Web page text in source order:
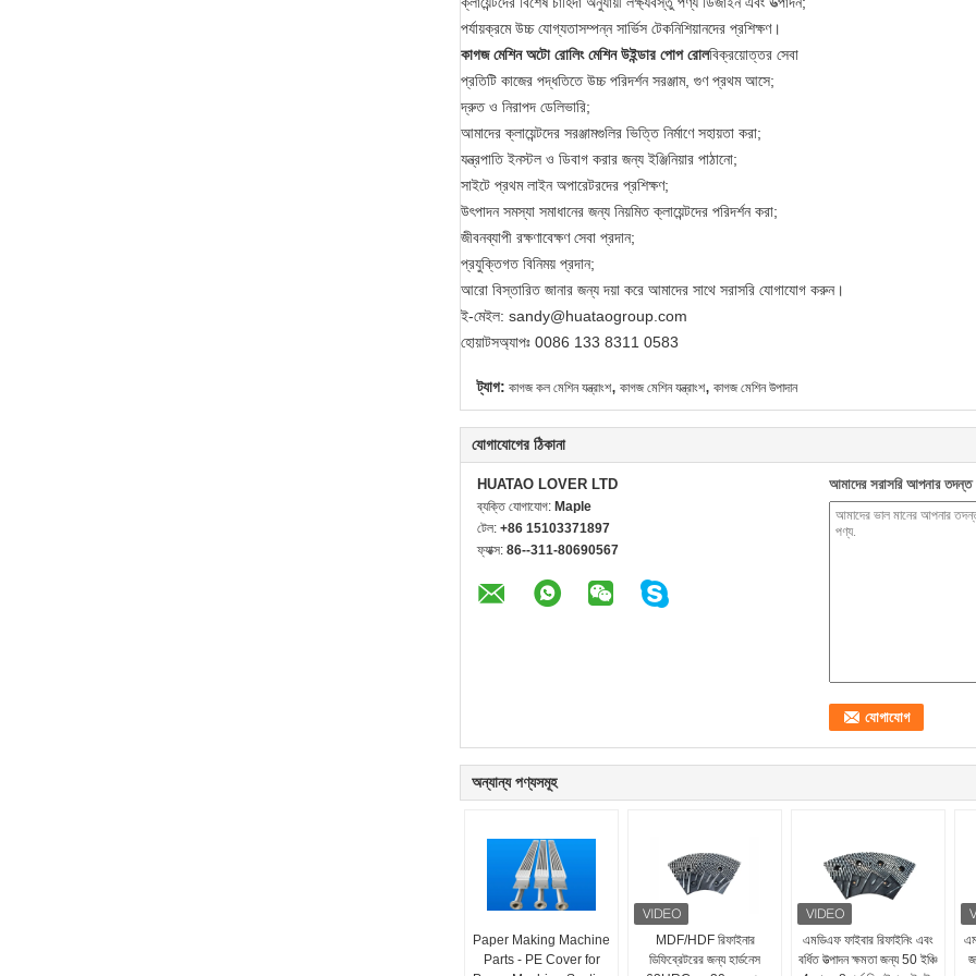
পর্যায়ক্রমে উচ্চ যোগ্যতাসম্পন্ন সার্ভিস টেকনিশিয়ানদের প্রশিক্ষণ।
কাগজ মেশিন অটো রোলিং মেশিন উইন্ডার পোপ রোলবিক্রয়োত্তর সেবা
প্রতিটি কাজের পদ্ধতিতে উচ্চ পরিদর্শন সরঞ্জাম, গুণ প্রথম আসে;
দ্রুত ও নিরাপদ ডেলিভারি;
আমাদের ক্লায়েন্টদের সরঞ্জামগুলির ভিত্তি নির্মাণে সহায়তা করা;
যন্ত্রপাতি ইনস্টল ও ডিবাগ করার জন্য ইঞ্জিনিয়ার পাঠানো;
সাইটে প্রথম লাইন অপারেটরদের প্রশিক্ষণ;
উৎপাদন সমস্যা সমাধানের জন্য নিয়মিত ক্লায়েন্টদের পরিদর্শন করা;
জীবনব্যাপী রক্ষণাবেক্ষণ সেবা প্রদান;
প্রযুক্তিগত বিনিময় প্রদান;
আরো বিস্তারিত জানার জন্য দয়া করে আমাদের সাথে সরাসরি যোগাযোগ করুন।
ই-মেইল: sandy@huataogroup.com
হোয়াটসঅ্যাপঃ 0086 133 8311 0583
ট্যাগ: কাগজ কল মেশিন যন্ত্রাংশ, কাগজ মেশিন যন্ত্রাংশ, কাগজ মেশিন উপাদান
যোগাযোগের ঠিকানা
HUATAO LOVER LTD
ব্যক্তি যোগাযোগ: Maple
টেল: +86 15103371897
ফ্যাক্স: 86--311-80690567
আমাদের সরাসরি আপনার তদন্ত
অন্যান্য পণ্যসমূহ
Paper Making Machine
Parts - PE Cover for
MDF/HDF রিফাইনার
ডিফিব্রেটরের জন্য হার্ডনেস
এমডিএফ ফাইবার রিফাইনিং এবং
বর্ধিত উত্পাদন ক্ষমতা জন্য 50 ইঞ্চি